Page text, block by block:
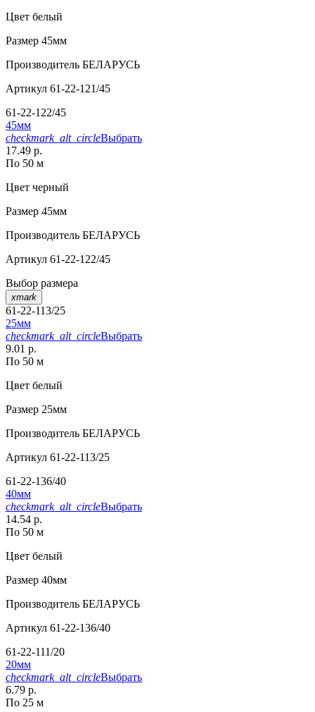
Цвет белый
Размер 45мм
Производитель БЕЛАРУСЬ
Артикул 61-22-121/45
61-22-122/45
45мм
checkmark_alt_circleВыбрать
17.49 р.
По 50 м
Цвет черный
Размер 45мм
Производитель БЕЛАРУСЬ
Артикул 61-22-122/45
Выбор размера
xmark
61-22-113/25
25мм
checkmark_alt_circleВыбрать
9.01 р.
По 50 м
Цвет белый
Размер 25мм
Производитель БЕЛАРУСЬ
Артикул 61-22-113/25
61-22-136/40
40мм
checkmark_alt_circleВыбрать
14.54 р.
По 50 м
Цвет белый
Размер 40мм
Производитель БЕЛАРУСЬ
Артикул 61-22-136/40
61-22-111/20
20мм
checkmark_alt_circleВыбрать
6.79 р.
По 25 м